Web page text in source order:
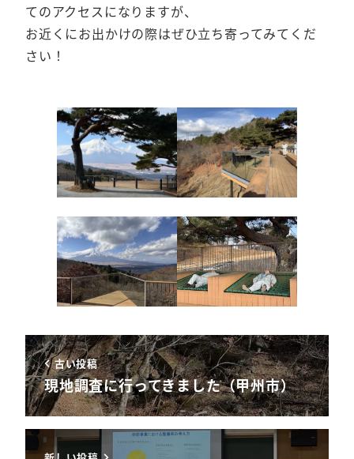
てのアクセスになりますが、
お近くにお出かけの際はぜひ立ち寄ってみてくだ
さい！
古い投稿
現地調査に行ってきました（甲州市）